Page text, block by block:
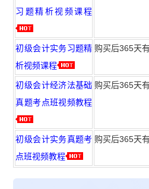
习题精析视频课程
初级会计实务习题精
析视频课程
购买后365天
初级会计经济法基础
真题考点班视频教程
购买后365天
初级会计实务真题考
点班视频教程
购买后365天